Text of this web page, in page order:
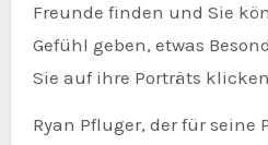
Freunde finden und Sie
Gefühl geben, etwas
Sie auf ihre Porträts
Ryan Pfluger, der für seine